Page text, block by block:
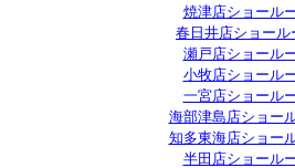
焼津店ショール
春日井店ショール
瀬戸店ショール
小牧店ショール
一宮店ショール
海部津島店ショー
知多東海店ショー
半田店ショール